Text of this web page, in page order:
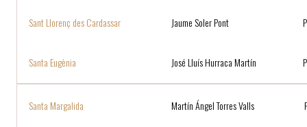
Sant Llorenç des Cardassar Jaume Soler Pont
Santa Eugènia José Lluís Hurraca Martín
Santa Margalida Martín Ángel Torres Valls